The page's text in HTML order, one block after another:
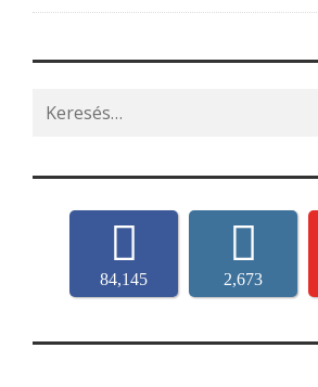
Search
for:
84,145 2,673